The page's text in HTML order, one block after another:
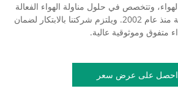
وتتخصص في حلول مناولة الهواء الفعالة
من حيث استهلاك الطاقة منذ عام 2002. ويلتزم شركتنا بالابتكار لضمان
متفوق وموثوقية عالية.
احصل على عرض سعر